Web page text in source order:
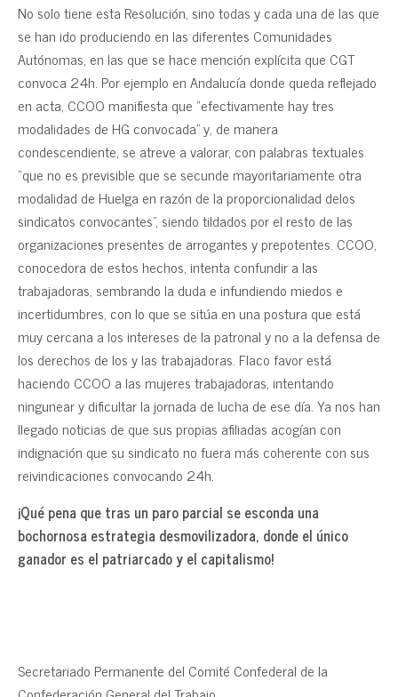
No solo tiene esta Resolución, sino todas y cada una de las que
se han ido produciendo en las diferentes Comunidades
Autónomas, en las que se hace mención explícita que CGT
convoca 24h. Por ejemplo en Andalucía donde queda reflejado
en acta, CCOO manifiesta que “efectivamente hay tres
modalidades de HG convocada” y, de manera
condescendiente, se atreve a valorar, con palabras textuales
“que no es previsible que se secunde mayoritariamente otra
modalidad de Huelga en razón de la proporcionalidad delos
sindicatos convocantes”, siendo tildados por el resto de las
organizaciones presentes de arrogantes y prepotentes. CCOO,
conocedora de estos hechos, intenta confundir a las
trabajadoras, sembrando la duda e infundiendo miedos e
incertidumbres, con lo que se sitúa en una postura que está
muy cercana a los intereses de la patronal y no a la defensa de
los derechos de los y las trabajadoras. Flaco favor está
haciendo CCOO a las mujeres trabajadoras, intentando
ningunear y dificultar la jornada de lucha de ese día. Ya nos han
llegado noticias de que sus propias afiliadas acogían con
indignación que su sindicato no fuera más coherente con sus
reivindicaciones convocando 24h.
¡Qué pena que tras un paro parcial se esconda una
bochornosa estrategia desmovilizadora, donde el único
ganador es el patriarcado y el capitalismo!
Secretariado Permanente del Comité Confederal de la